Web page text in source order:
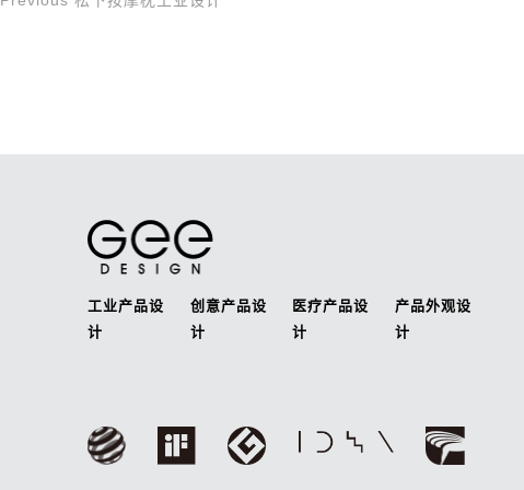
文
导
工业产品设
计
创意产品设
计
医疗产品设
计
产品外观设
计